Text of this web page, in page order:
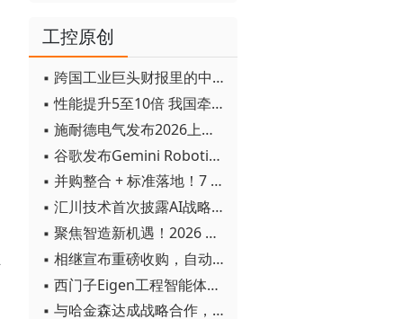
工控原创
▪ 跨国工业巨头财报里的中国成绩单
▪ 性能提升5至10倍 我国牵头制定的WiTSnet工业以太网国际标准正式发布
▪ 施耐德电气发布2026上半年可持续发展成绩单 "Impact 2030"路线图开局稳健
▪ 谷歌发布Gemini Robotics 2模型 实现人形机器人全身智能控制突破
▪ 并购整合 + 标准落地！7 月工业自动化产业动态速递
▪ 汇川技术首次披露AI战略进展：从两个方面推动“AI业务化”落地
▪ 聚焦智造新机遇！2026 青岛数字化及智能制造技术论坛圆满落幕
▪ 相继宣布重磅收购，自动化巨头新一轮并购潮剑指何方？
▪ 西门子Eigen工程智能体落地中国，工业AI跨越物理世界“确定性”拐点
▪ 与哈金森达成战略合作，乐聚机器人何以持续获得工业巨头青睐？